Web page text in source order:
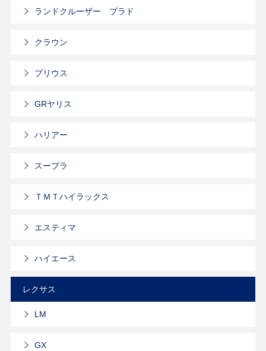
ランドクルーザー プラド
クラウン
プリウス
GRヤリス
ハリアー
スープラ
ＴＭＴハイラックス
エスティマ
ハイエース
レクサス
LM
GX